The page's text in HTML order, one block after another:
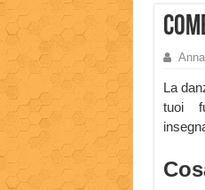
La
tuoi